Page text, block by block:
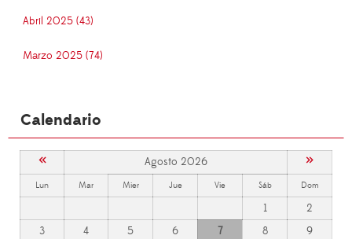
Abril 2025 (43)
Marzo 2025 (74)
Calendario
« Agosto 2026 »
Lun Mar Mier Jue Vie Sáb Dom
1
2
3
4 5 6 7 8
9